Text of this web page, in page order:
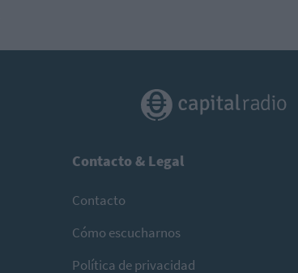
Contacto & Legal
Contacto
Cómo escucharnos
Política de privacidad